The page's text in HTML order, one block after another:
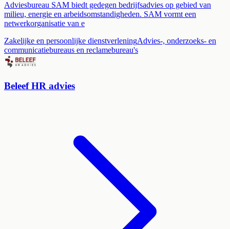
Adviesbureau SAM biedt gedegen bedrijfsadvies op gebied van
milieu, energie en arbeidsomstandigheden. SAM vormt een
netwerkorganisatie van e
Zakelijke en persoonlijke dienstverleningAdvies-, onderzoeks- en
communicatiebureaus en reclamebureau's
Beleef HR advies